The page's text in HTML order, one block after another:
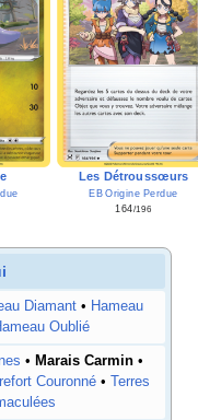
Les Détroussœurs
EB Origine Perdue
164/196
Diamant • Hameau
Oublié
• Marais Carmin •
Couronné •
Terres